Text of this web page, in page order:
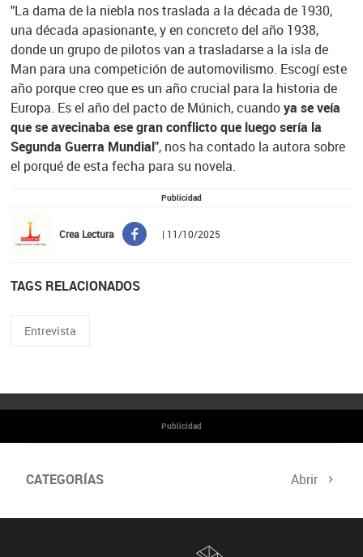
"La dama de la niebla nos traslada a la década de 1930,
una década apasionante, y en concreto del año 1938,
donde un grupo de pilotos van a trasladarse a la isla de
Man para una competición de automovilismo. Escogí este
año porque creo que es un año crucial para la historia de
Europa. Es el año del pacto de Múnich, cuandoya se veía
que se avecinaba ese gran conflicto que luego sería la
Segunda Guerra Mundial", nos ha contado la autora sobre
el porqué de esta fecha para su novela.
Publicidad
Crea Lectura | 11/10/2025
TAGS RELACIONADOS
Entrevista
Publicidad
CATEGORÍAS Abrir